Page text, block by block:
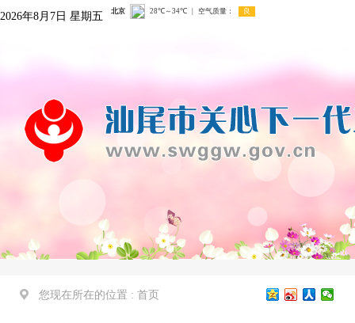
2026年8月7日 星期五
您现在所在的位置 : 首页